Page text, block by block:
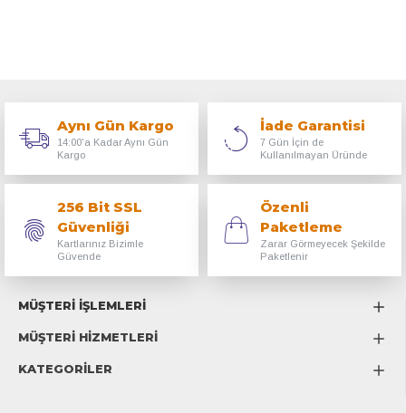
Aynı Gün Kargo
14:00'a Kadar Aynı Gün
Kargo
İade Garantisi
7 Gün İçin de
Kullanılmayan Üründe
256 Bit SSL
Güvenliği
Kartlarınız Bizimle
Güvende
Özenli
Paketleme
Zarar Görmeyecek Şekilde
Paketlenir
MÜŞTERİ İŞLEMLERİ
MÜŞTERİ HİZMETLERİ
KATEGORİLER